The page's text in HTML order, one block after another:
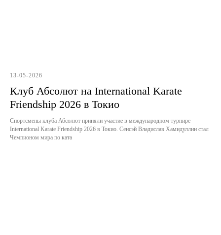
13-05-2026
Клуб Абсолют на International Karate
Friendship 2026 в Токио
Спортсмены клуба Абсолют приняли участие в международном турнире
International Karate Friendship 2026 в Токио. Сенсэй Владислав Хамидуллин стал
Чемпионом мира по ката